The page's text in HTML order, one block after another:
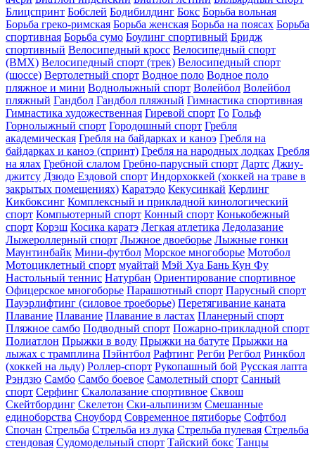
Блицспринт Бобслей Бодибилдинг Бокс Борьба вольная
Борьба греко-римская Борьба женская Борьба на поясах Борьба
спортивная Борьба сумо Боулинг спортивный Бридж
спортивный Велосипедный кросс Велосипедный спорт
(BMX) Велосипедный спорт (трек) Велосипедный спорт
(шоссе) Вертолетный спорт Водное поло Водное поло
пляжное и мини Воднолыжный спорт Волейбол Волейбол
пляжный Гандбол Гандбол пляжный Гимнастика спортивная
Гимнастика художественная Гиревой спорт Го Гольф
Горнолыжный спорт Городошный спорт Гребля
академическая Гребля на байдарках и каноэ Гребля на
байдарках и каноэ (спринт) Гребля на народных лодках Гребля
на ялах Гребной слалом Гребно-парусный спорт Дартс Джиу-
джитсу Дзюдо Ездовой спорт Индорхоккей (хоккей на траве в
закрытых помещениях) Каратэдо Кекусинкай Керлинг
Кикбоксинг Комплексный и прикладной кинологический
спорт Компьютерный спорт Конный спорт Конькобежный
спорт Корэш Косика каратэ Легкая атлетика Ледолазание
Лыжероллерный спорт Лыжное двоеборье Лыжные гонки
Маунтинбайк Мини-футбол Морское многоборье Мотобол
Мотоциклетный спорт муайтай Мэй Хуа Бань Кун Фу
Настольный теннис Натурбан Ориентирование cпортивное
Офицерское многоборье Парашютный спорт Парусный спорт
Пауэрлифтинг (силовое троеборье) Перетягивание каната
Плавание Плавание Плавание в ластах Планерный спорт
Пляжное самбо Подводный спорт Пожарно-прикладной спорт
Полиатлон Прыжки в воду Прыжки на батуте Прыжки на
лыжах с трамплина Пэйнтбол Рафтинг Регби Регбол Ринкбол
(хоккей на льду) Роллер-спорт Рукопашный бой Русская лапта
Рэндзю Самбо Самбо боевое Самолетный спорт Санный
спорт Серфинг Скалолазание спортивное Сквош
Скейтбординг Скелетон Ски-альпинизм Смешанные
единоборства Сноуборд Современное пятиборье Софтбол
Спочан Стрельба Стрельба из лука Стрельба пулевая Стрельба
стендовая Судомодельный спорт Тайский бокс Танцы